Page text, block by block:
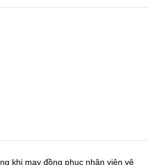
khi may đồng phục nhân viên vệ